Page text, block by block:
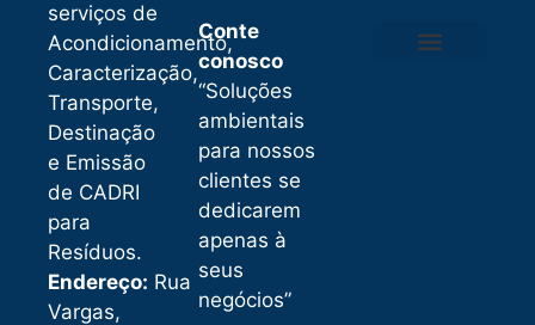
serviços de
Acondicionamento,
Caracterização,
Transporte,
Destinação
e Emissão
de CADRI
para
Resíduos.
Endereço: Rua
Vargas,
Conte
conosco
“Soluções
ambientais
para nossos
clientes se
dedicarem
apenas à
seus
negócios”